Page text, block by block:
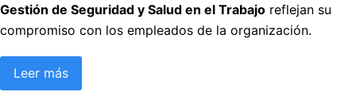
Gestión de Seguridad y Salud en el Trabajo reflejan su
compromiso con los empleados de la organización.
Leer más